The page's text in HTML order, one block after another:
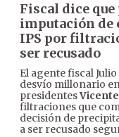
Fiscal dice
imputación de
IPS por
ser recusado
El agente fiscal
desvío millonario
presidentes
filtraciones que
decisión de
a ser recusado